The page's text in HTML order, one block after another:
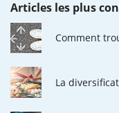
Articles les plus
Comment
La